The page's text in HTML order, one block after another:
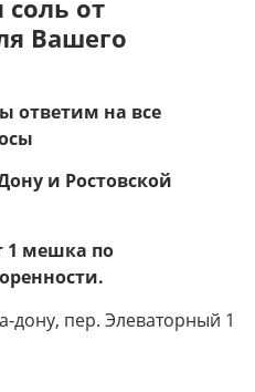
от
Вашего
ответим на все
и Ростовской
1 мешка по
дону, пер. Элеваторный 1